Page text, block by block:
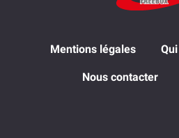
Mentions légales
Nous contacter